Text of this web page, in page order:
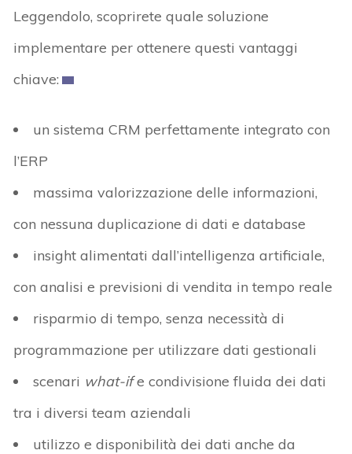
Leggendolo, scoprirete quale soluzione
implementare per ottenere questi vantaggi
chiave:
un sistema CRM perfettamente integrato con
l’ERP
massima valorizzazione delle informazioni,
con nessuna duplicazione di dati e database
insight alimentati dall’intelligenza artificiale,
con analisi e previsioni di vendita in tempo reale
risparmio di tempo, senza necessità di
programmazione per utilizzare dati gestionali
scenari what-ife condivisione fluida dei dati
tra i diversi team aziendali
utilizzo e disponibilità dei dati anche da